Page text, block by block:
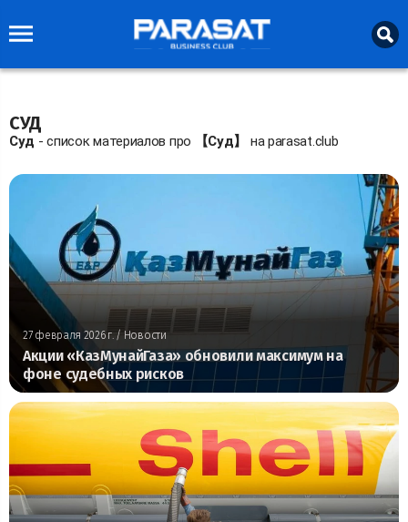
СУД
Суд - список материалов про 【Суд】 на parasat.club
27 февраля 2026 г. / Новости
Акции «КазМунайГаза» обновили максимум на
фоне судебных рисков